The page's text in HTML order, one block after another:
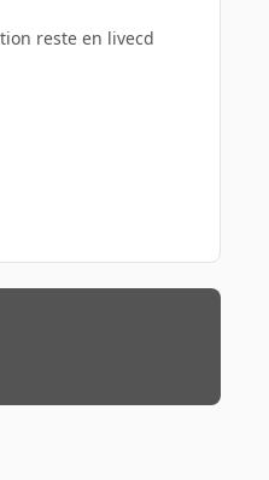
reste en livecd